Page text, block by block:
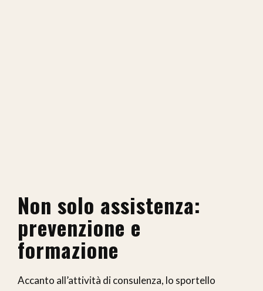
Non solo assistenza:
prevenzione e
formazione
Accanto all’attività di consulenza, lo sportello